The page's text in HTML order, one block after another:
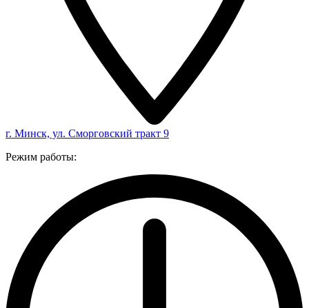
г. Минск, ул. Сморговский тракт 9
Режим работы: